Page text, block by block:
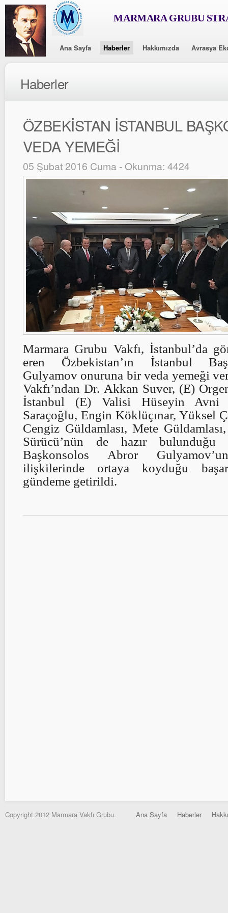
MARMARA GRUBU
Ana Sayfa Haberler Hakkımızda Avrasya
Haberler
ÖZBEKİSTAN İSTANBUL
VEDA YEMEĞİ
05 Şubat 2016 Cuma - Okunma: 4424
Marmara Grubu Vakfı, İstanbul’da
eren Özbekistan’ın İstanbul
Gulyamov onuruna bir veda yemeği
Vakfı’ndan Dr. Akkan Suver, (E)
İstanbul (E) Valisi Hüseyin
Saraçoğlu, Engin Köklüçınar, Yüksel
Cengiz Güldamlası, Mete
Sürücü’nün de hazır bulunduğu
Başkonsolos Abror
ilişkilerinde ortaya koyduğu
gündeme getirildi.
Copyright 2012 Marmara Vakfı Grubu. Ana Sayfa Haberler